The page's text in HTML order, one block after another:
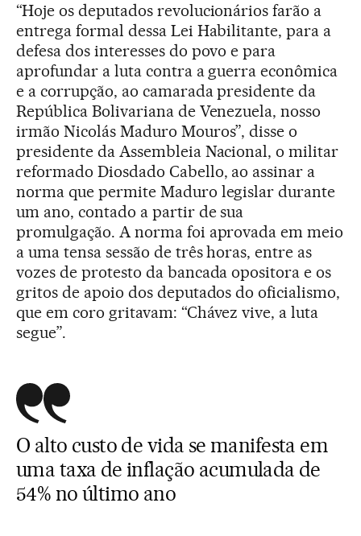
“Hoje os deputados revolucionários farão a
entrega formal dessa Lei Habilitante, para a
defesa dos interesses do povo e para
aprofundar a luta contra a guerra econômica
e a corrupção, ao camarada presidente da
República Bolivariana de Venezuela, nosso
irmão Nicolás Maduro Mouros”, disse o
presidente da Assembleia Nacional, o militar
reformado Diosdado Cabello, ao assinar a
norma que permite Maduro legislar durante
um ano, contado a partir de sua
promulgação. A norma foi aprovada em meio
a uma tensa sessão de três horas, entre as
vozes de protesto da bancada opositora e os
gritos de apoio dos deputados do oficialismo,
que em coro gritavam: “Chávez vive, a luta
segue”.
O alto custo de vida se manifesta em
uma taxa de inflação acumulada de
54% no último ano